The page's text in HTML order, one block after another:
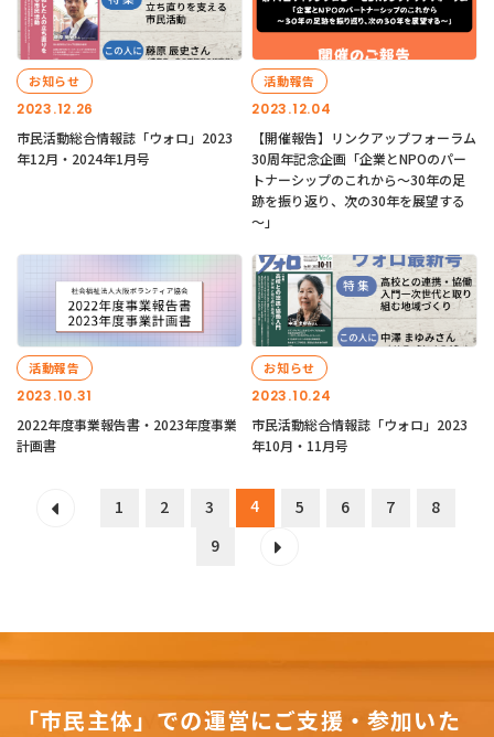
2023.12.26
お知らせ
市民活動総合情報誌「ウォロ」2023
年12月・2024年1月号
2023.12.04
活動報告
【開催報告】リンクアップフォーラム
30周年記念企画「企業とNPOのパー
トナーシップのこれから～30年の足
跡を振り返り、次の30年を展望する
～」
2023.10.31
活動報告
2022年度事業報告書・2023年度事業
計画書
2023.10.24
お知らせ
市民活動総合情報誌「ウォロ」2023
年10月・11月号
1 2 3 4 5 6 7
8
9
「市民主体」での運営にご支援・参加いた